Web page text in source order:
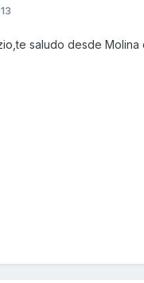
saludo desde Molina